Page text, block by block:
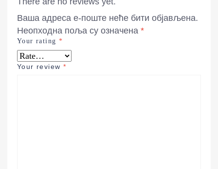
Ваша адреса е-поште неће бити објављена.
Неопходна поља су означена *
Your rating *
Your review *